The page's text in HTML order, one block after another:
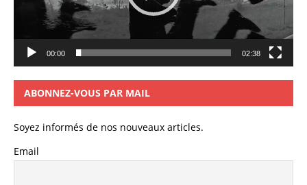
00:00 02:38
ABONNEZ-VOUS PAR MAIL
Soyez informés de nos nouveaux articles.
Email